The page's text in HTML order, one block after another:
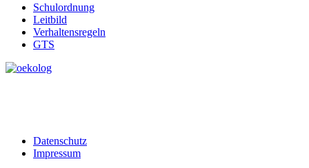
Schulordnung
Leitbild
Verhaltensregeln
GTS
Datenschutz
Impressum